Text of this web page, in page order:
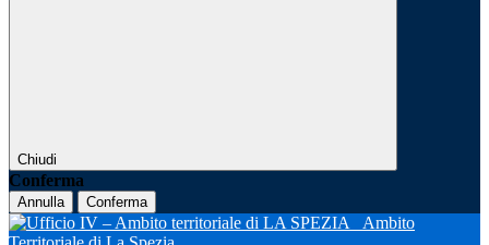
Chiudi
Conferma
Annulla Conferma
Ambito